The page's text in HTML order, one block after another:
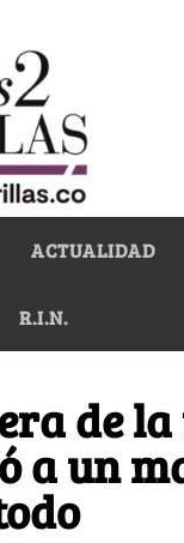
ACTUALIDAD
R.I.N.
de
a un